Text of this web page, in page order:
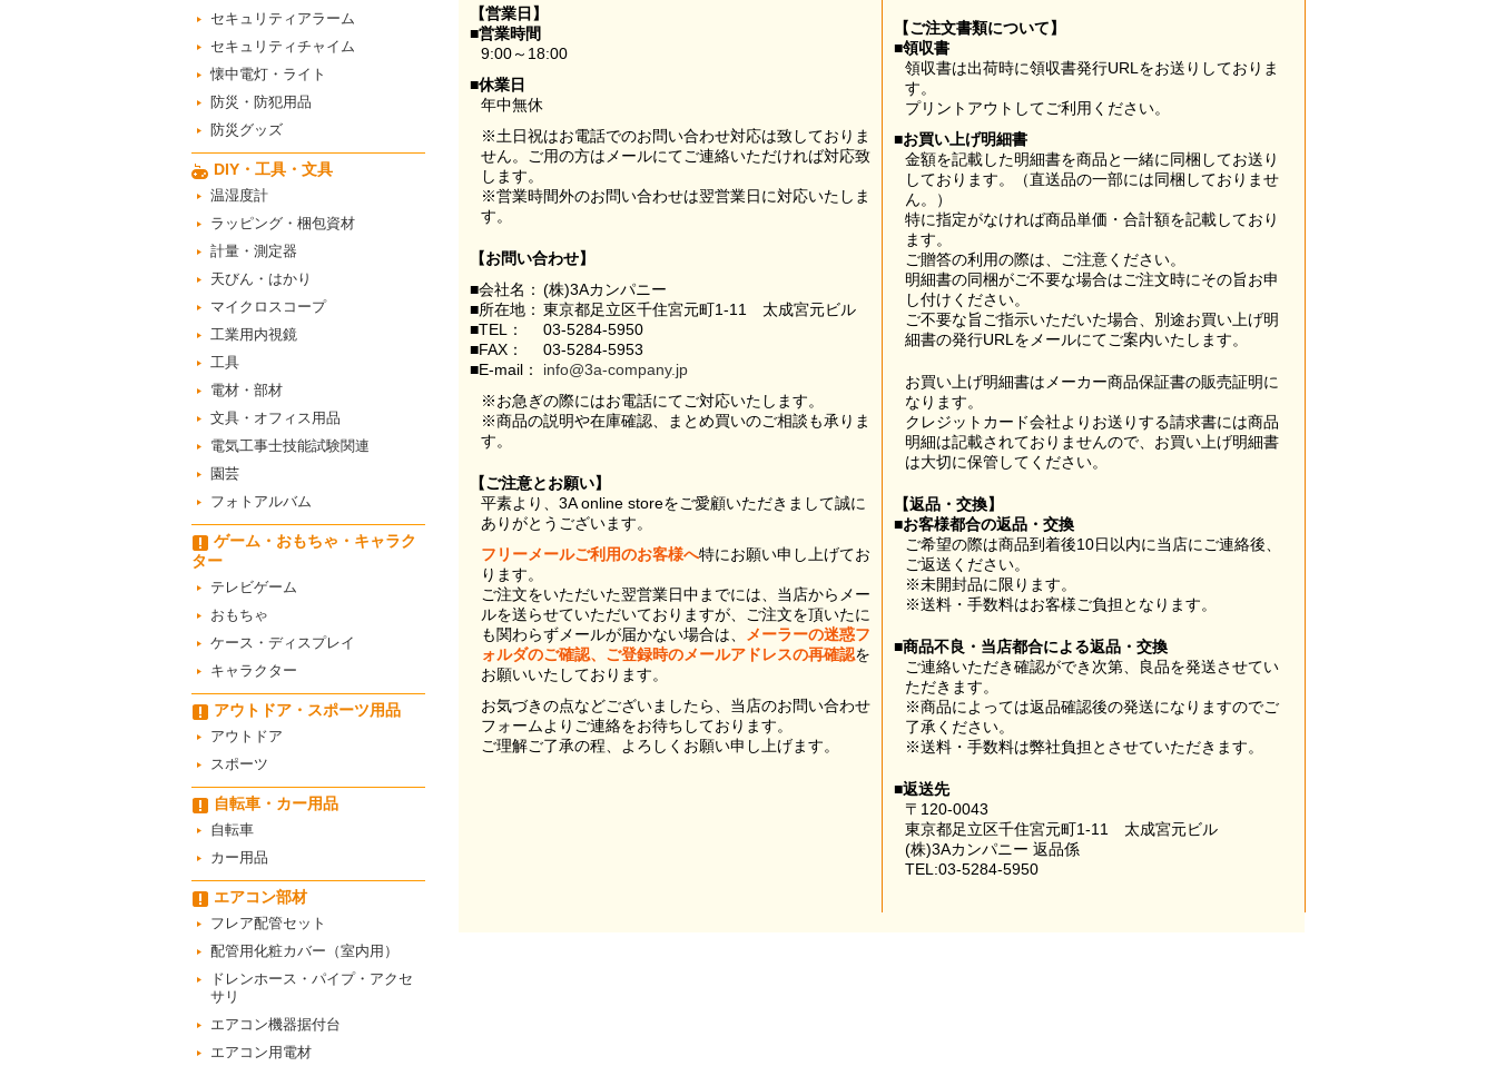
セキュリティアラーム
セキュリティチャイム
懐中電灯・ライト
防災・防犯用品
防災グッズ
DIY・工具・文具
温湿度計
ラッピング・梱包資材
計量・測定器
天びん・はかり
マイクロスコープ
工業用内視鏡
工具
電材・部材
文具・オフィス用品
電気工事士技能試験関連
園芸
フォトアルバム
ゲーム・おもちゃ・キャラク
ター
テレビゲーム
おもちゃ
ケース・ディスプレイ
キャラクター
アウトドア・スポーツ用品
アウトドア
スポーツ
自転車・カー用品
自転車
カー用品
エアコン部材
フレア配管セット
配管用化粧カバー（室内用）
ドレンホース・パイプ・アクセ
サリ
エアコン機器据付台
エアコン用電材
【営業日】
■営業時間
9:00～18:00
■休業日
年中無休
※土日祝はお電話でのお問い合わせ対応は致しておりま
せん。ご用の方はメールにてご連絡いただければ対応致
します。
※営業時間外のお問い合わせは翌営業日に対応いたしま
す。
【お問い合わせ】
■会社名： (株)3Aカンパニー
■所在地： 東京都足立区千住宮元町1-11 太成宮元ビル
■TEL：
03-5284-5950
■FAX：
03-5284-5953
■E-mail：
info@3a-company.jp
※お急ぎの際にはお電話にてご対応いたします。
※商品の説明や在庫確認、まとめ買いのご相談も承りま
す。
【ご注意とお願い】
平素より、3A online storeをご愛顧いただきまして誠に
ありがとうございます。
フリーメールご利用のお客様へ特にお願い申し上げてお
ります。
ご注文をいただいた翌営業日中までには、当店からメー
ルを送らせていただいておりますが、ご注文を頂いたに
も関わらずメールが届かない場合は、
メーラーの迷惑フ
ォルダのご確認、ご登録時のメールアドレスの再確認を
お願いいたしております。
お気づきの点などございましたら、当店のお問い合わせ
フォームよりご連絡をお待ちしております。
ご理解ご了承の程、よろしくお願い申し上げます。
【ご注文書類について】
■領収書
領収書は出荷時に領収書発行URLをお送りしておりま
す。
プリントアウトしてご利用ください。
■お買い上げ明細書
金額を記載した明細書を商品と一緒に同梱してお送り
しております。（直送品の一部には同梱しておりませ
ん。）
特に指定がなければ商品単価・合計額を記載しており
ます。
ご贈答の利用の際は、ご注意ください。
明細書の同梱がご不要な場合はご注文時にその旨お申
し付けください。
ご不要な旨ご指示いただいた場合、別途お買い上げ明
細書の発行URLをメールにてご案内いたします。
お買い上げ明細書はメーカー商品保証書の販売証明に
なります。
クレジットカード会社よりお送りする請求書には商品
明細は記載されておりませんので、お買い上げ明細書
は大切に保管してください。
【返品・交換】
■お客様都合の返品・交換
ご希望の際は商品到着後10日以内に当店にご連絡後、
ご返送ください。
※未開封品に限ります。
※送料・手数料はお客様ご負担となります。
■商品不良・当店都合による返品・交換
ご連絡いただき確認ができ次第、良品を発送させてい
ただきます。
※商品によっては返品確認後の発送になりますのでご
了承ください。
※送料・手数料は弊社負担とさせていただきます。
■返送先
〒120-0043
東京都足立区千住宮元町1-11 太成宮元ビル
(株)3Aカンパニー 返品係
TEL:03-5284-5950